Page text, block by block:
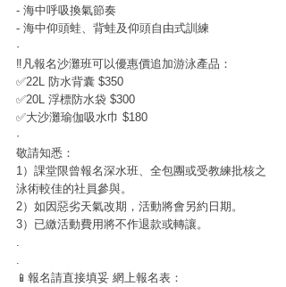
- 海中呼吸換氣節奏
- 海中仰頭蛙、背蛙及仰頭自由式訓練
·
‼️凡報名沙灘班可以優惠價追加游泳產品：
✅22L 防水背囊 $350
✅20L 浮標防水袋 $300
✅大沙灘瑜伽吸水巾 $180
·
敬請知悉：
1）課堂限曾報名深水班、全包團或受教練批核之
泳術較佳的社員參與。
2）如因惡劣天氣改期，活動將會另約日期。
3）已繳活動費用將不作退款或轉讓。
.
.
📱報名請直接填妥 網上報名表：